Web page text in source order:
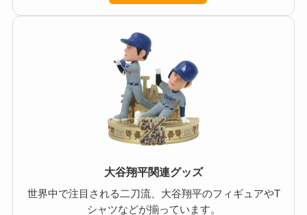
大谷翔平関連グッズ
世界中で注目される二刀流、大谷翔平のフィギュアやT
シャツなどが揃っています。